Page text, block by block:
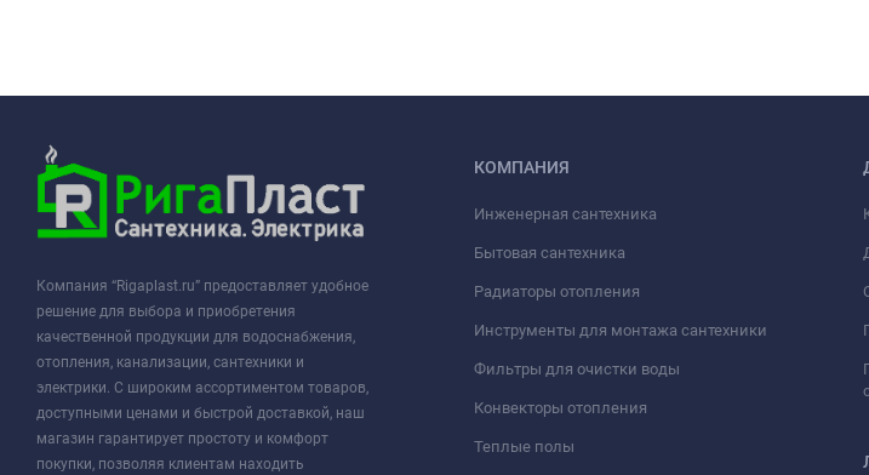
Компания “Rigaplast.ru” предоставляет удобное
решение для выбора и приобретения
качественной продукции для водоснабжения,
отопления, канализации, сантехники и
электрики. С широким ассортиментом товаров,
доступными ценами и быстрой доставкой, наш
магазин гарантирует простоту и комфорт
покупки, позволяя клиентам находить
КОМПАНИЯ
Инженерная сантехника
Бытовая сантехника
Радиаторы отопления
Инструменты для монтажа сантехники
Фильтры для очистки воды
Конвекторы отопления
Теплые полы